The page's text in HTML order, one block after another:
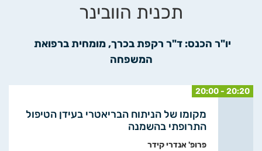
תכנית הוובינר
המשפחה
20:00 - 20:20
מקומו של הניתוח הבריאטרי בעידן הטיפול
התרופתי בהשמנה
פרופ' אנדרי קידר